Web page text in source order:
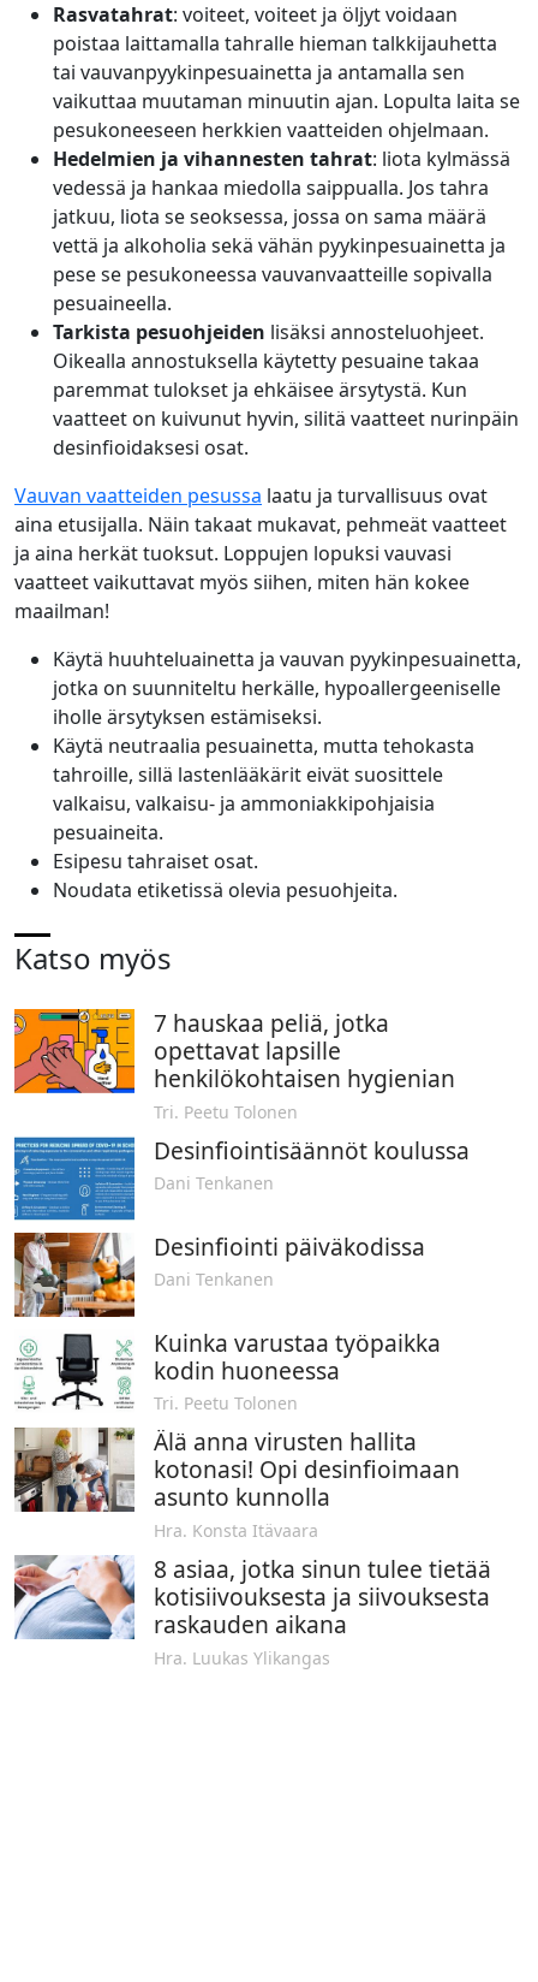
Rasvatahrat: voiteet, voiteet ja öljyt voidaan
poistaa laittamalla tahralle hieman talkkijauhetta
tai vauvanpyykinpesuainetta ja antamalla sen
vaikuttaa muutaman minuutin ajan. Lopulta laita se
pesukoneeseen herkkien vaatteiden ohjelmaan.
Hedelmien ja vihannesten tahrat: liota kylmässä
vedessä ja hankaa miedolla saippualla. Jos tahra
jatkuu, liota se seoksessa, jossa on sama määrä
vettä ja alkoholia sekä vähän pyykinpesuainetta ja
pese se pesukoneessa vauvanvaatteille sopivalla
pesuaineella.
Tarkista pesuohjeiden lisäksi annosteluohjeet.
Oikealla annostuksella käytetty pesuaine takaa
paremmat tulokset ja ehkäisee ärsytystä. Kun
vaatteet on kuivunut hyvin, silitä vaatteet nurinpäin
desinfioidaksesi osat.
Vauvan vaatteiden pesussa laatu ja turvallisuus ovat
aina etusijalla. Näin takaat mukavat, pehmeät vaatteet
ja aina herkät tuoksut. Loppujen lopuksi vauvasi
vaatteet vaikuttavat myös siihen, miten hän kokee
maailman!
Käytä huuhteluainetta ja vauvan pyykinpesuainetta,
jotka on suunniteltu herkälle, hypoallergeeniselle
iholle ärsytyksen estämiseksi.
Käytä neutraalia pesuainetta, mutta tehokasta
tahroille, sillä lastenlääkärit eivät suosittele
valkaisu, valkaisu- ja ammoniakkipohjaisia
pesuaineita.
Esipesu tahraiset osat.
Noudata etiketissä olevia pesuohjeita.
Katso myös
7 hauskaa peliä, jotka
opettavat lapsille
henkilökohtaisen hygienian
Tri. Peetu Tolonen
Desinfiointisäännöt koulussa
Dani Tenkanen
Desinfiointi päiväkodissa
Dani Tenkanen
Kuinka varustaa työpaikka
kodin huoneessa
Tri. Peetu Tolonen
Älä anna virusten hallita
kotonasi! Opi desinfioimaan
asunto kunnolla
Hra. Konsta Itävaara
8 asiaa, jotka sinun tulee tietää
kotisiivouksesta ja siivouksesta
raskauden aikana
Hra. Luukas Ylikangas